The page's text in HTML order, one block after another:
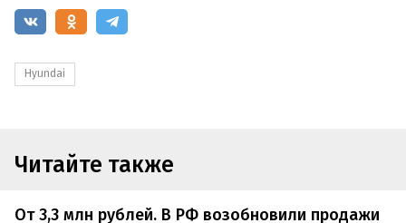
Hyundai
Читайте также
От 3,3 млн рублей. В РФ возобновили продажи